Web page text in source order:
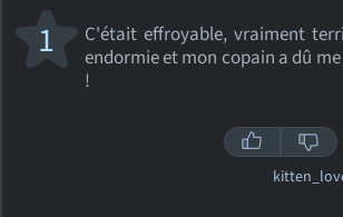
C'était effroyable, vraiment
endormie et mon copain a dû
!
1